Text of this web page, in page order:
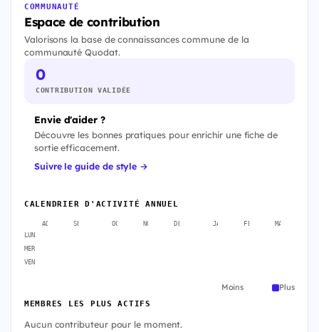
COMMUNAUTÉ
Espace de contribution
Valorisons la base de connaissances commune de la
communauté Quodat.
0
CONTRIBUTION VALIDÉE
Envie d'aider ?
Découvre les bonnes pratiques pour enrichir une fiche de
sortie efficacement.
Suivre le guide de style →
CALENDRIER D'ACTIVITÉ ANNUEL
AOÛT SEPT. OCT. NOV. DÉC. JANV. FÉVR. MARS
LUN
MER
VEN
Moins Plus
MEMBRES LES PLUS ACTIFS
Aucun contributeur pour le moment.